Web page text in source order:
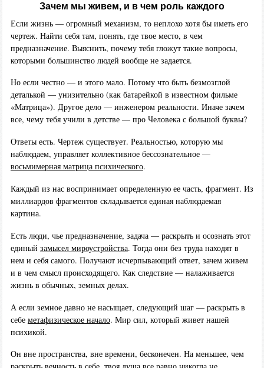
Зачем мы живем, и в чем роль каждого
Если жизнь — огромный механизм, то неплохо хотя бы иметь его
чертеж. Найти себя там, понять, где твое место, в чем
предназначение. Выяснить, почему тебя гложут такие вопросы,
которыми большинство людей вообще не задается.
Но если честно — и этого мало. Потому что быть безмозглой
деталькой — унизительно (как батарейкой в известном фильме
«Матрица»). Другое дело — инженером реальности. Иначе зачем
все, чему тебя учили в детстве — про Человека с большой буквы?
Ответы есть. Чертеж существует. Реальностью, которую мы
наблюдаем, управляет коллективное бессознательное —
восьмимерная матрица психического.
Каждый из нас воспринимает определенную ее часть, фрагмент. Из
миллиардов фрагментов складывается единая наблюдаемая
картина.
Есть люди, чье предназначение, задача — раскрыть и осознать этот
единый замысел мироустройства. Тогда они без труда находят в
нем и себя самого. Получают исчерпывающий ответ, зачем живем
и в чем смысл происходящего. Как следствие — налаживается
жизнь в обычных, земных делах.
А если земное давно не насыщает, следующий шаг — раскрыть в
себе метафизическое начало. Мир сил, который живет нашей
психикой.
Он вне пространства, вне времени, бесконечен. На меньшее, чем